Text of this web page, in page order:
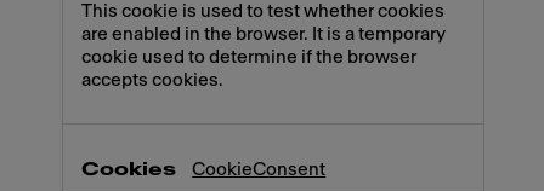
This cookie is used to test whether cookies
are enabled in the browser. It is a temporary
cookie used to determine if the browser
accepts cookies.
CookieConsent